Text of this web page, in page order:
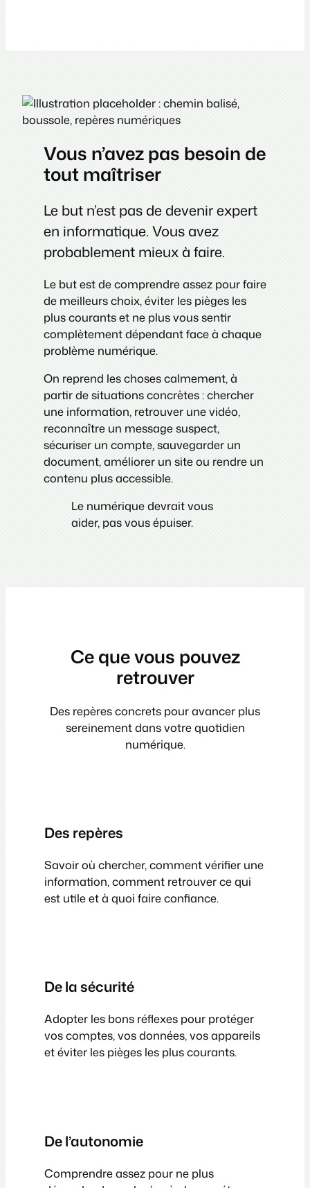
Vous n’avez pas besoin de
tout maîtriser
Le but n’est pas de devenir expert
en informatique. Vous avez
probablement mieux à faire.
Le but est de comprendre assez pour faire
de meilleurs choix, éviter les pièges les
plus courants et ne plus vous sentir
complètement dépendant face à chaque
problème numérique.
On reprend les choses calmement, à
partir de situations concrètes : chercher
une information, retrouver une vidéo,
reconnaître un message suspect,
sécuriser un compte, sauvegarder un
document, améliorer un site ou rendre un
contenu plus accessible.
Le numérique devrait vous
aider, pas vous épuiser.
Ce que vous pouvez
retrouver
Des repères concrets pour avancer plus
sereinement dans votre quotidien
numérique.
Des repères
Savoir où chercher, comment vérifier une
information, comment retrouver ce qui
est utile et à quoi faire confiance.
De la sécurité
Adopter les bons réflexes pour protéger
vos comptes, vos données, vos appareils
et éviter les pièges les plus courants.
De l’autonomie
Comprendre assez pour ne plus